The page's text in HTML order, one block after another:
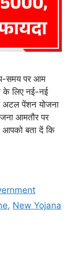
समय पर आम
के लिए नई-नई
अटल पेंशन योजना
आमतौर पर
आपको बता दें कि
, New Yojana